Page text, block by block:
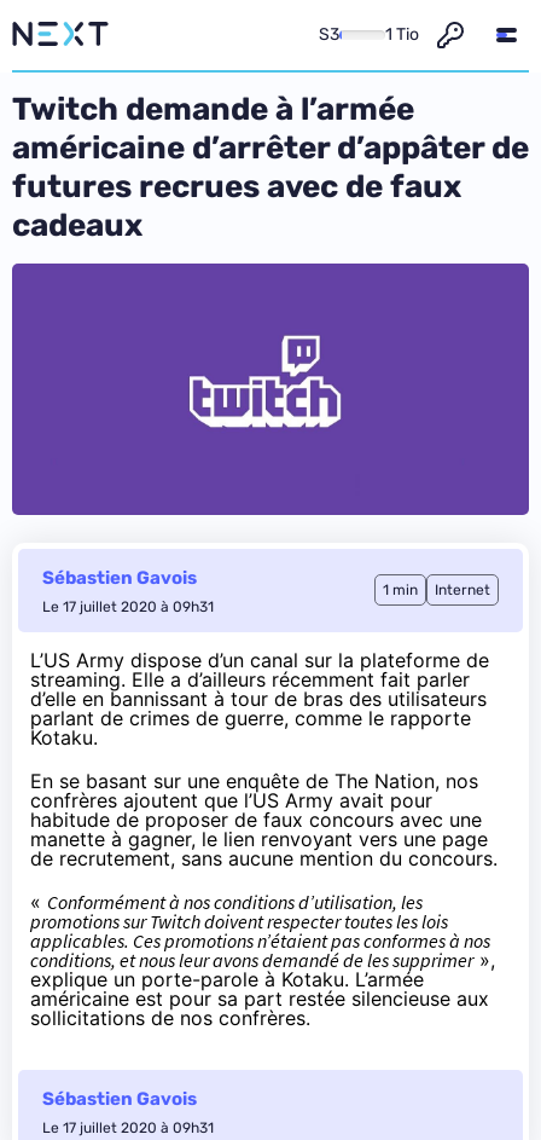
S3 1 Tio
Twitch demande à l’armée
américaine d’arrêter d’appâter de
futures recrues avec de faux
cadeaux
Sébastien Gavois
Le 17 juillet 2020 à 09h31
1 min Internet
L’US Army dispose d’un canal sur la plateforme de
streaming. Elle a d’ailleurs récemment fait parler
d’elle en bannissant à tour de bras des utilisateurs
parlant de crimes de guerre, comme le rapporte
Kotaku.
En se basant sur une enquête de The Nation, nos
confrères ajoutent que l’US Army avait pour
habitude de proposer de faux concours avec une
manette à gagner, le lien renvoyant vers une page
de recrutement, sans aucune mention du concours.
« Conformément à nos conditions d’utilisation, les
promotions sur Twitch doivent respecter toutes les lois
applicables. Ces promotions n’étaient pas conformes à nos
conditions, et nous leur avons demandé de les supprimer»,
explique un porte-parole à Kotaku. L’armée
américaine est pour sa part restée silencieuse aux
sollicitations de nos confrères.
Sébastien Gavois
Le 17 juillet 2020 à 09h31